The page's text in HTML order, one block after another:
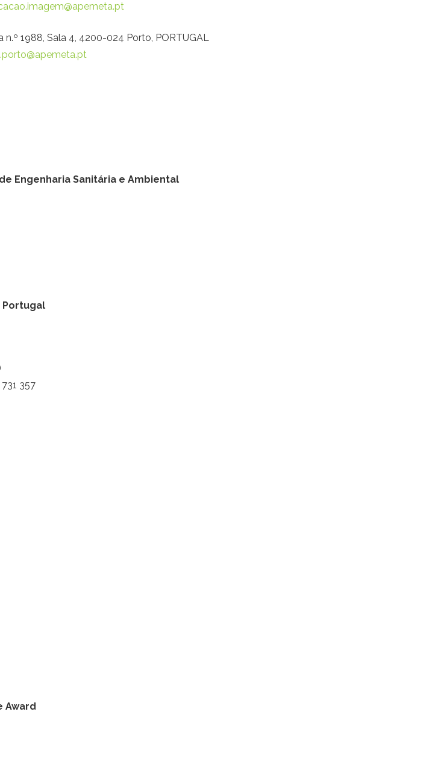
n.º 1988, Sala 4, 4200-024 Porto, PORTUGAL
Engenharia Sanitária e Ambiental
Portugal
731 357
Award